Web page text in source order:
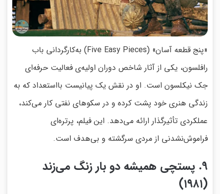
«پنج قطعه آسان» (Five Easy Pieces) به‌کارگردانی باب
رافلسون، یکی از آثار شاخص دوران اولیه‌ی فعالیت حرفه‌ای
جک نیکلسون است. او در نقش یک پیانیست بااستعداد که به
زندگی هنری خود پشت کرده و در سکوهای نفتی کار می‌کند،
عملکردی تأثیرگذار ارائه می‌دهد. این فیلم، پرتره‌ای
فراموش‌نشدنی از مردی سرگشته و بی‌هدف است.
9. پستچی همیشه دو بار زنگ می‌زند
(۱۹۸۱)